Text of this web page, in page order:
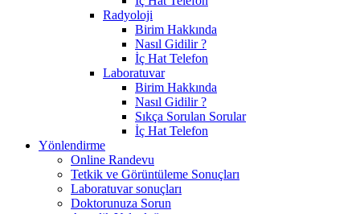
Radyoloji
Birim Hakkında
Nasıl Gidilir ?
İç Hat Telefon
Laboratuvar
Birim Hakkında
Nasıl Gidilir ?
Sıkça Sorulan Sorular
İç Hat Telefon
Yönlendirme
Online Randevu
Tetkik ve Görüntüleme Sonuçları
Laboratuvar sonuçları
Doktorunuza Sorun